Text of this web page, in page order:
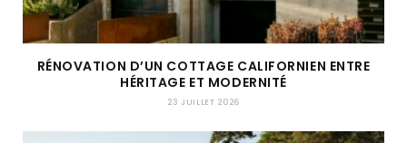
RÉNOVATION D’UN COTTAGE CALIFORNIEN ENTRE
HÉRITAGE ET MODERNITÉ
23 JUILLET 2026